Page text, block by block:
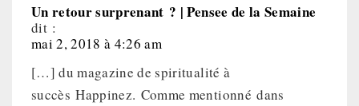
Un retour surprenant ? | Pensee de la Semaine
dit :
mai 2, 2018 à 4:26 am
[…] du magazine de spiritualité à
succès Happinez. Comme mentionné dans